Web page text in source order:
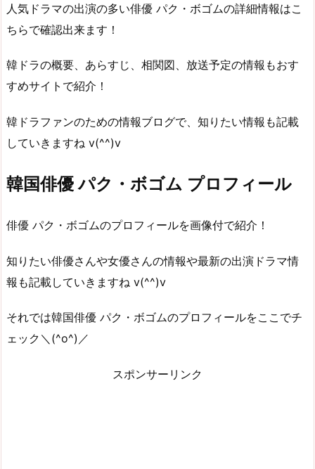
人気ドラマの出演の多い俳優 パク・ボゴムの詳細情報はこ
ちらで確認出来ます！
韓ドラの概要、あらすじ、相関図、放送予定の情報もおす
すめサイトで紹介！
韓ドラファンのための情報ブログで、知りたい情報も記載
していきますね v(^^)v
韓国俳優 パク・ボゴム プロフィール
俳優 パク・ボゴムのプロフィールを画像付で紹介！
知りたい俳優さんや女優さんの情報や最新の出演ドラマ情
報も記載していきますね v(^^)v
それでは韓国俳優 パク・ボゴムのプロフィールをここでチ
ェック＼(^o^)／
スポンサーリンク